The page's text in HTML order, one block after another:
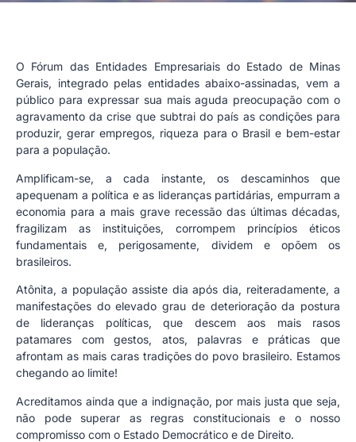
O Fórum das Entidades Empresariais do Estado de Minas
Gerais, integrado pelas entidades abaixo-assinadas, vem a
público para expressar sua mais aguda preocupação com o
agravamento da crise que subtrai do país as condições para
produzir, gerar empregos, riqueza para o Brasil e bem-estar
para a população.
Amplificam-se, a cada instante, os descaminhos que
apequenam a política e as lideranças partidárias, empurram a
economia para a mais grave recessão das últimas décadas,
fragilizam as instituições, corrompem princípios éticos
fundamentais e, perigosamente, dividem e opõem os
brasileiros.
Atônita, a população assiste dia após dia, reiteradamente, a
manifestações do elevado grau de deterioração da postura
de lideranças políticas, que descem aos mais rasos
patamares com gestos, atos, palavras e práticas que
afrontam as mais caras tradições do povo brasileiro. Estamos
chegando ao limite!
Acreditamos ainda que a indignação, por mais justa que seja,
não pode superar as regras constitucionais e o nosso
compromisso com o Estado Democrático e de Direito.